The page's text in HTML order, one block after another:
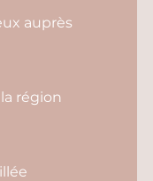
auprès
région